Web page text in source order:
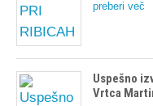
preberi več
Uspešno
Vrtca